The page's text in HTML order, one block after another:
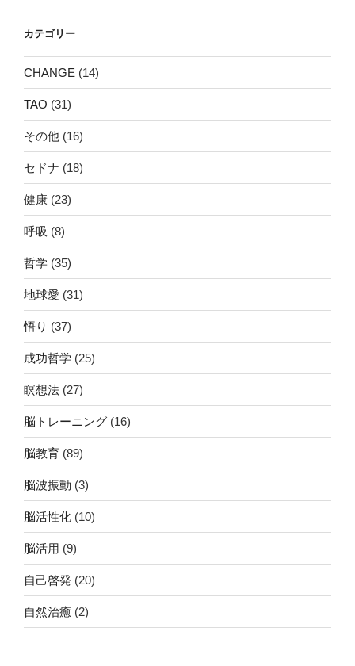
ン
カテゴリー
CHANGE (14)
TAO (31)
その他 (16)
セドナ (18)
健康 (23)
呼吸 (8)
哲学 (35)
地球愛 (31)
悟り (37)
成功哲学 (25)
瞑想法 (27)
脳トレーニング (16)
脳教育 (89)
脳波振動 (3)
脳活性化 (10)
脳活用 (9)
自己啓発 (20)
自然治癒 (2)